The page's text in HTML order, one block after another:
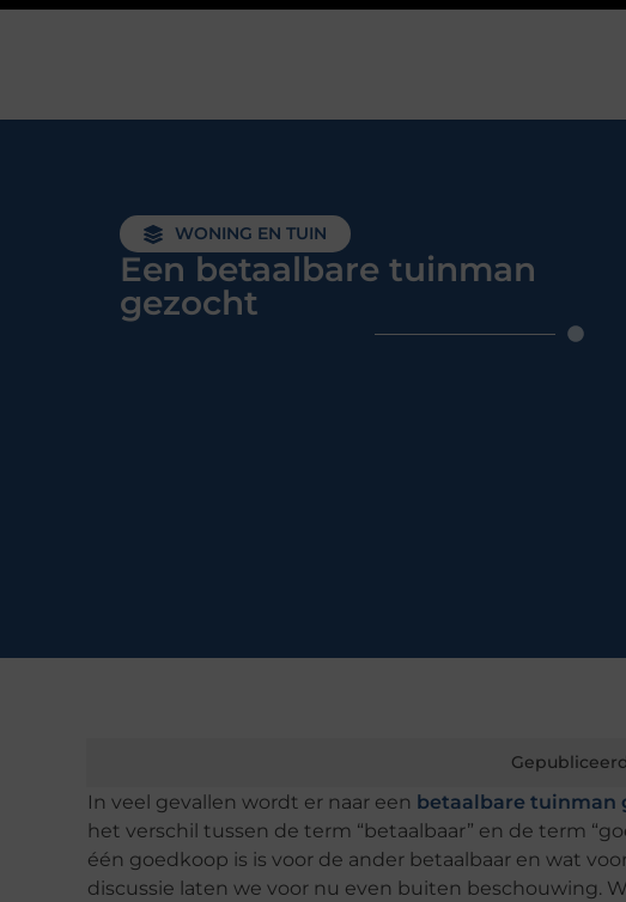
WONING EN TUIN
Een betaalbare tuinman
gezocht
In veel gevallen wordt er naar een betaalbare tuinman
het verschil tussen de term “betaalbaar” en de term
één goedkoop is is voor de ander betaalbaar en wat
discussie laten we voor nu even buiten beschouwing.